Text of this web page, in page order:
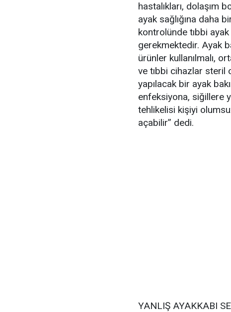
hastalıkları, dolaşım
ayak sağlığına daha
kontrolünde tıbbi
gerekmektedir. Ayak
ürünler kullanılmalı,
ve tıbbi cihazlar steril
yapılacak bir ayak
enfeksiyona, siğillere
tehlikelisi kişiyi
açabilir” dedi.
YANLIŞ AYAKKABI